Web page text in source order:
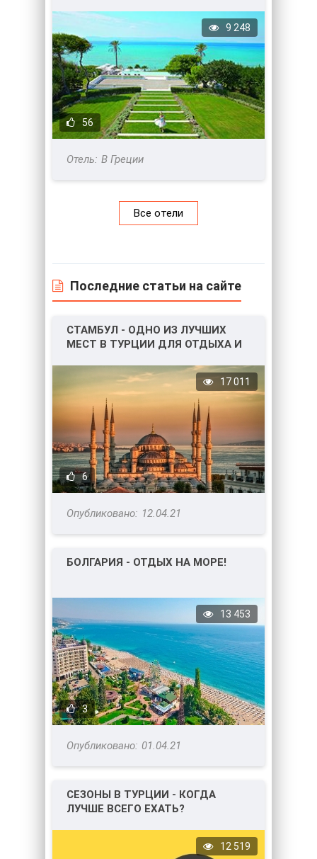
56
9 248
В Греции
Все отели
Последние статьи на сайте
СТАМБУЛ - ОДНО ИЗ ЛУЧШИХ
МЕСТ В ТУРЦИИ ДЛЯ ОТДЫХА И
6
17 011
12.04.21
БОЛГАРИЯ - ОТДЫХ НА МОРЕ!
3
13 453
01.04.21
СЕЗОНЫ В ТУРЦИИ - КОГДА
ЛУЧШЕ ВСЕГО ЕХАТЬ?
12 519